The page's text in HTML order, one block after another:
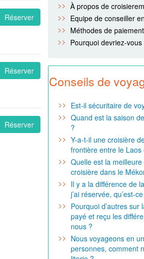
Réserver
Réserver
Réserver
À propos de
Equipe de conseiller
Méthodes de paiement
Pourquoi devriez-
Conseils de
Est-il sécuritaire de
Quand est la saison
?
Y-a-t-il une croisière
frontière entre le Laos
Quelle est la
croisière dans le
Il y a la différence de
j’ai réservée, qu’est-
Pourquoi d’autres
payé et reçu les
nous ?
Nous voyageons en
personnes, comment